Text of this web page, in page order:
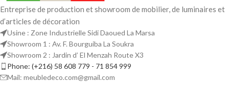
Entreprise de production et showroom de mobilier, de luminaires et
d’articles de décoration
Usine : Zone Industrielle Sidi Daoued La Marsa
Showroom 1 : Av. F. Bourguiba La Soukra
Showroom 2 : Jardin d’ El Menzah Route X3
Phone: (+216) 58 608 779 - 71 854 999
Mail: meubledeco.com@gmail.com